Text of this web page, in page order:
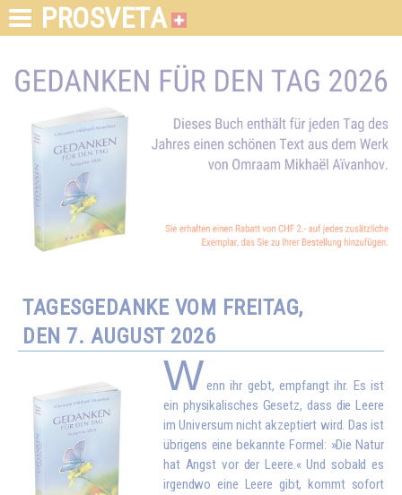
PROSVETA
TAGESGEDANKE VOM FREITAG,
DEN 7. AUGUST 2026
Wenn ihr gebt, empfangt ihr. Es ist
ein physikalisches Gesetz, dass die Leere
im Universum nicht akzeptiert wird. Das ist
übrigens eine bekannte Formel: »Die Natur
hat Angst vor der Leere.« Und sobald es
irgendwo eine Leere gibt, kommt sofort